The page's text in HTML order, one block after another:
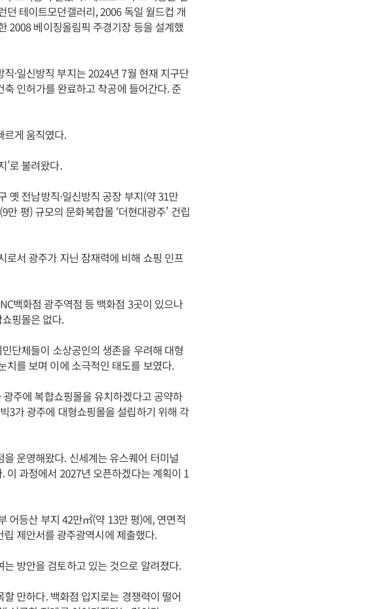
테이트모던갤러리, 2006 독일 월드컵 개
2008 베이징올림픽 주경기장 등을 설계했
·일신방직 부지는 2024년 7월 현재 지구단
인허가를 완료하고 착공에 들어간다. 준
르게 움직였다.
’로 불려왔다.
옛 전남방직·일신방직 공장 부지(약 31만
평) 규모의 문화복합몰 ‘더현대광주’ 건립
로서 광주가 지닌 잠재력에 비해 쇼핑 인프
백화점 광주역점 등 백화점 3곳이 있으나
핑몰은 없다.
단체들이 소상공인의 생존을 우려해 대형
치를 보며 이에 소극적인 태도를 보였다.
주에 복합쇼핑몰을 유치하겠다고 공약하
3가 광주에 대형쇼핑몰을 설립하기 위해 각
운영해왔다. 신세계는 유스퀘어 터미널
이 과정에서 2027년 오픈하겠다는 계획이 1
어등산 부지 42만㎡(약 13만 평)에, 연면적
립 제안서를 광주광역시에 제출했다.
방안을 검토하고 있는 것으로 알려졌다.
할 만하다. 백화점 입지로는 경쟁력이 떨어